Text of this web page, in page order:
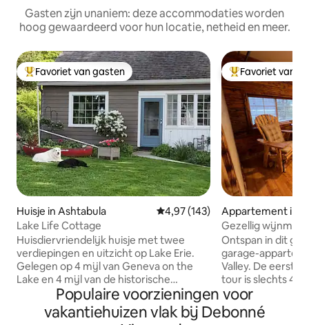
Gasten zijn unaniem: deze accommodaties worden
hoog gewaardeerd voor hun locatie, netheid en meer.
Topfavoriet van gasten
Favoriet van gasten
Huisje in Ashtabula Gemiddelde beoordeling van
4,97 (143)
Lake Life Cottage
Huisdiervriendelijk huisje met twee
verdiepingen en uitzicht op Lake Erie.
Gelegen op 4 mijl van Geneva on the
Lake en 4 mijl van de historische
Ashtabula Harbor direct aan Lake Road.
Meer dan 30 wijngaarden binnen 15 mijl.
Breng de dag door met een rondleiding
Topfavoriet van
Favoriet van
Appartement in
Gezellig
bubbelbad!
Ontspan in dit
garage-
Valley. De eerste
tour is slechts 4
meer dan 30
Bezoek het
Thompson
Populaire voorzieningen voor
vakantiehuizen vlak bij Debonné